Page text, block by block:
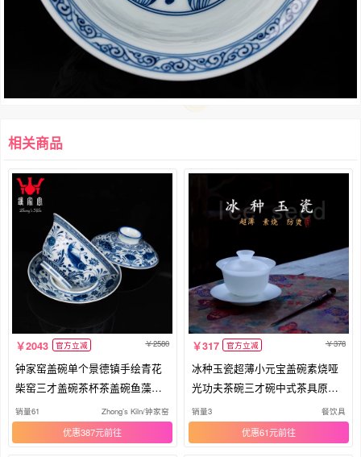
相关商品
2043 官方立减 2580
钟家窑盖碗单个景德镇手绘青花
柴窑三才盖碗茶杯茶盖碗鱼藻纹
泡茶
销量61 Zhong’s Kiln/钟家窑
优惠387元
317 官方立减 378
冰种玉瓷超薄小元宝盖碗素烧哑
光功夫茶碗三才碗中式茶具原矿
白瓷
销量3 餐饮具
优惠61元